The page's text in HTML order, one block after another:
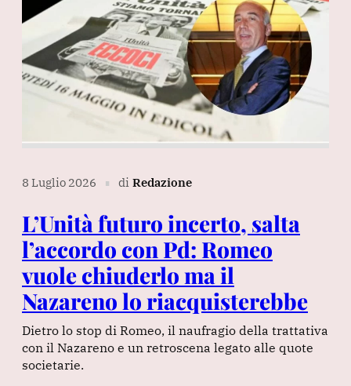
8 Luglio 2026 ∎ di Redazione
L’Unità futuro incerto, salta
l’accordo con Pd: Romeo
vuole chiuderlo ma il
Nazareno lo riacquisterebbe
Dietro lo stop di Romeo, il naufragio della trattativa
con il Nazareno e un retroscena legato alle quote
societarie.